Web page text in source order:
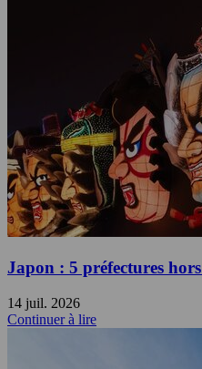
Japon : 5 préfectures
14 juil. 2026
Continuer à lire